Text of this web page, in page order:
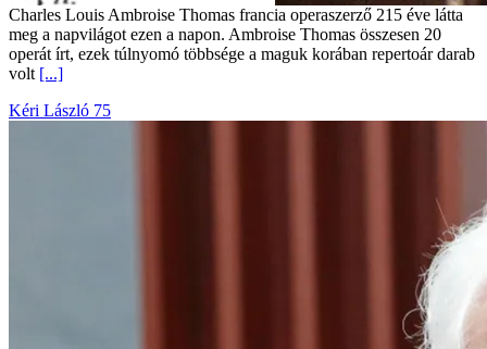
Charles Louis Ambroise Thomas francia operaszerző 215 éve látta
meg a napvilágot ezen a napon. Ambroise Thomas összesen 20
operát írt, ezek túlnyomó többsége a maguk korában repertoár darab
volt [...]
Kéri László 75